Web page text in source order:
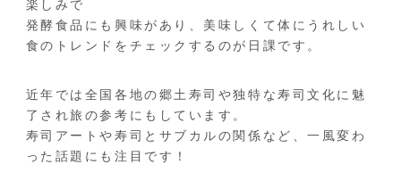
楽しみで
発酵食品にも興味があり、美味しくて体にうれしい
食のトレンドをチェックするのが日課です。
近年では全国各地の郷土寿司や独特な寿司文化に魅
了され旅の参考にもしています。
寿司アートや寿司とサブカルの関係など、一風変わ
った話題にも注目です！